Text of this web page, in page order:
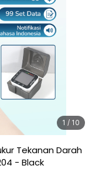
1 / 10
Tekanan Darah
- Black